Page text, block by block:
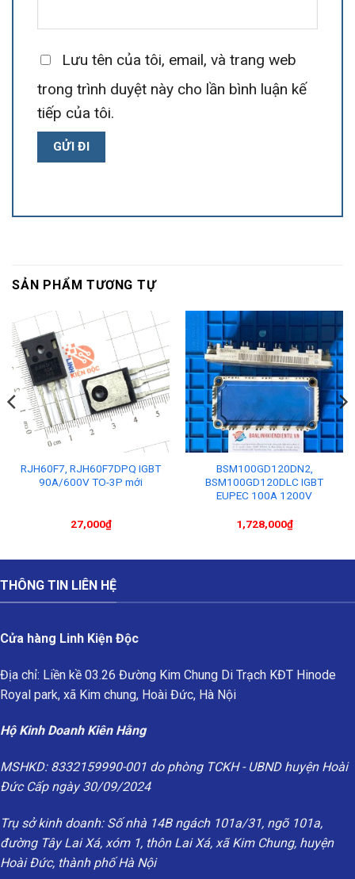
Lưu tên của tôi, email, và trang web
trong trình duyệt này cho lần bình luận kế
tiếp của tôi.
SẢN PHẨM TƯƠNG TỰ
RJH60F7, RJH60F7DPQ IGBT
90A/600V TO-3P mới
27,000₫
BSM100GD120DN2,
BSM100GD120DLC IGBT
EUPEC 100A 1200V
1,728,000₫
THÔNG TIN LIÊN HỆ
Cửa hàng Linh Kiện Độc
Địa chỉ: Liền kề 03.26 Đường Kim Chung Di Trạch KĐT Hinode
Royal park, xã Kim chung, Hoài Đức, Hà Nội
Hộ Kinh Doanh Kiên Hằng
MSHKD: 8332159990-001 do phòng TCKH - UBND huyện Hoài
Đức Cấp ngày 30/09/2024
Trụ sở kinh doanh: Số nhà 14B ngách 101a/31, ngõ 101a,
đường Tây Lai Xá, xóm 1, thôn Lai Xá, xã Kim Chung, huyện
Hoài Đức, thành phố Hà Nội